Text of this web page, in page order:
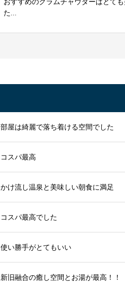
おすすめのクラムチャウダーはとて
た...
部屋は綺麗で落ち着ける空間でした
コスパ最高
かけ流し温泉と美味しい朝食に満足
コスパ最高でした
使い勝手がとてもいい
新旧融合の癒し空間とお湯が最高！！